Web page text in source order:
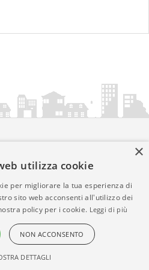
è una iniziativa diartemedia.it
05400000724
Privacy| Informativa
×
utilizza cookie
per migliorare la tua esperienza di
sito web acconsenti all'utilizzo dei
policy per i cookie. Leggi di più
NON ACCONSENTO
DETTAGLI